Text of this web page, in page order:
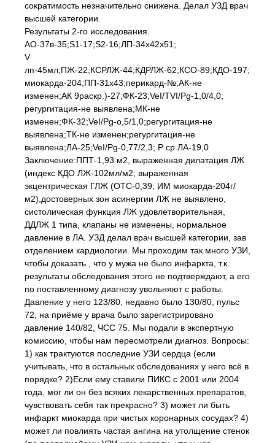
сократимость незначительно снижена. Делал УЗД врач
высшей категории.
Результаты 2-го исследования.
АО-37в-35;S1-17;S2-16;ЛП-34х42х51;
V
лп-45мл;ПЖ-22;КСРЛЖ-44;КДРЛЖ-62;КСО-89;КДО-197;УО-
миокарда-204;ПП-31х43;перикард-№;АК-не
изменен;АК 9раскр.)-27;ФК-23;VeI/TVI/Pg-1,0/4,0;
регургитация-не выявлена;МК-не
изменен;ФК-32;VeI/Pg-о,5/1,0;регургитация-не
выявлена;ТК-не изменен;регургитация-не
выявлена;ЛА-25;VeI/Pg-0,77/2,3; Р ср.ЛА-19,0
Заключение:ППТ-1,93 м2, выраженная дилатация ЛЖ
(индекс КДО ЛЖ-102мл/м2; выраженная
экцентрическая ГЛЖ (ОТС-0,39; ИМ миокарда-204г/
м2),достоверных зон асинергии ЛЖ не выявлено,
систолическая функция ЛЖ удовлетворительная,
ДДЛЖ 1 типа, клапаны не изменены, нормальное
давление в ЛА. УЗД делал врач высшей категории, зав
отделением кардиологии. Мы проходим так много УЗИ,
чтобы доказать , что у мужа не было инфаркта, т.к.
результаты обследования этого не подтверждают, а его
по поставленному диагнозу увольняют с работы.
Давление у него 123/80, недавно было 130/80, пульс
72, на приёме у врача было зарегистрировано
давление 140/82, ЧСС 75. Мы подали в экспертную
комиссию, чтобы нам пересмотрели диагноз. Вопросы:
1) как трактуются последние УЗИ сердца (если
учитывать, что в остальных обследованиях у него всё в
порядке? 2)Если ему ставили ПИКС с 2001 или 2004
года, мог ли он без всяких лекарственных препаратов,
чувствовать себя так прекрасно? 3) может ли быть
инфаркт миокарда при чистых коронарных сосудах? 4)
может ли повлиять частая ангина на утолщение стенок